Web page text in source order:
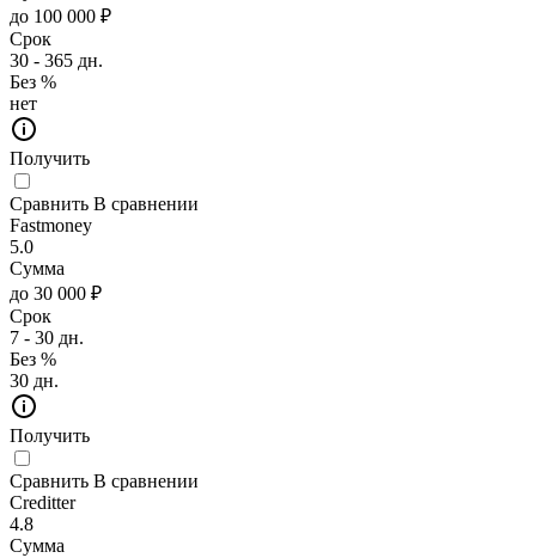
до 100 000 ₽
Срок
30 - 365 дн.
Без %
нет
Получить
Сравнить В сравнении
Fastmoney
5.0
Сумма
до 30 000 ₽
Срок
7 - 30 дн.
Без %
30 дн.
Получить
Сравнить В сравнении
Creditter
4.8
Сумма